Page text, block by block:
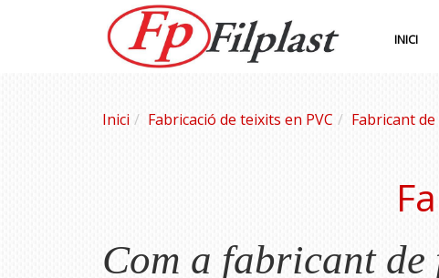
INICI
Inici Fabricació de teixits en PVC Fabricant
Com a fabricant